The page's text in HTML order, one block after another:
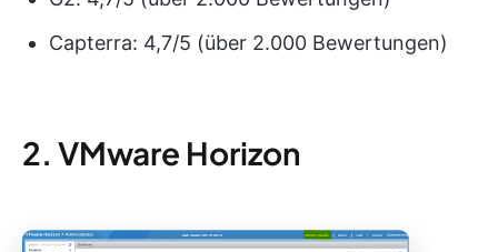
Capterra: 4,7/5 (über 2.000 Bewertungen)
2. VMware Horizon